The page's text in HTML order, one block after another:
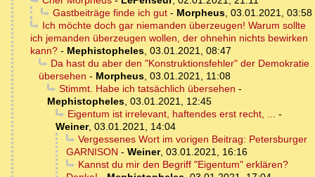
Gastbeiträge finde ich gut- Morpheus, 03.01.2021, 03:58
Ich möchte doch gar niemanden überzeugen! Warum sollte
ich jemanden überzeugen wollen, der ohnehin nichts bewirken
kann? - Mephistopheles, 03.01.2021, 08:47
Da hast du aber den "Konstruktionsfehler" der Demokratie
übersehen - Morpheus, 03.01.2021, 11:08
Stimmt. Habe ich tatsächlich übersehen -
Mephistopheles, 03.01.2021, 12:45
Eigentum ist irrelevant, haftendes erst recht, ... -
Weiner, 03.01.2021, 14:04
Vergessenes Wort im vorigen Beitrag: Petersburger
GARNISON - Weiner, 03.01.2021, 16:16
Kannst du mir den Begriff "Eigentum" erklären?